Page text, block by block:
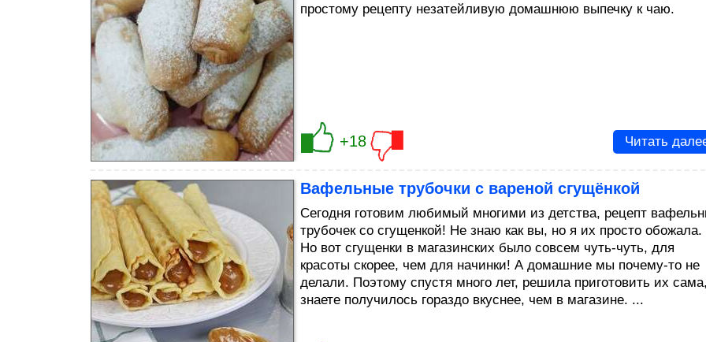
простому рецепту незатейливую домашнюю выпечку к чаю.
+18 Читать
Вафельные трубочки с вареной сгущёнкой
Сегодня готовим любимый многими из детства, рецепт
трубочек со сгущенкой! Не знаю как вы, но я их просто обожала.
Но вот сгущенки в магазинских было совсем чуть-чуть, для
красоты скорее, чем для начинки! А домашние мы почему-то не
делали. Поэтому спустя много лет, решила приготовить их
знаете получилось гораздо вкуснее, чем в магазине. ...